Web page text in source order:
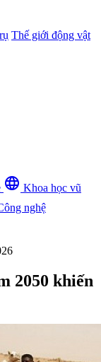
Thế giới động vật
language Khoa học vũ
nghệ
2050 khiến